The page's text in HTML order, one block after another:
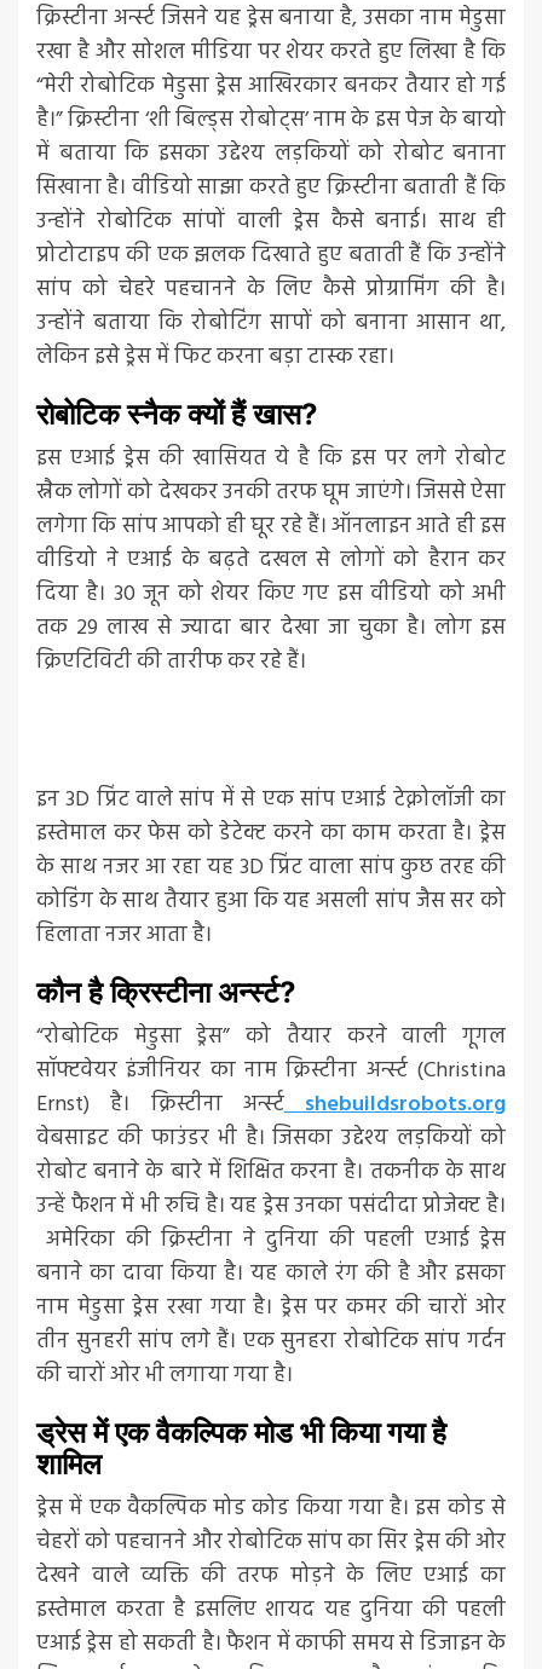
क्रिस्टीना अर्न्स्ट जिसने यह ड्रेस बनाया है, उसका नाम मेडुसा
रखा है और सोशल मीडिया पर शेयर करते हुए लिखा है कि
“मेरी रोबोटिक मेडुसा ड्रेस आखिरकार बनकर तैयार हो गई
है।” क्रिस्टीना ‘शी बिल्ड्स रोबोट्स’ नाम के इस पेज के बायो
में बताया कि इसका उद्देश्य लड़कियों को रोबोट बनाना
सिखाना है। वीडियो साझा करते हुए क्रिस्टीना बताती हैं कि
उन्होंने रोबोटिक सांपों वाली ड्रेस कैसे बनाई। साथ ही
प्रोटोटाइप की एक झलक दिखाते हुए बताती हैं कि उन्होंने
सांप को चेहरे पहचानने के लिए कैसे प्रोग्रामिंग की है।
उन्होंने बताया कि रोबोटिंग सापों को बनाना आसान था,
लेकिन इसे ड्रेस में फिट करना बड़ा टास्क रहा।
रोबोटिक स्नैक क्यों हैं खास?
इस एआई ड्रेस की खासियत ये है कि इस पर लगे रोबोट
स्नैक लोगों को देखकर उनकी तरफ घूम जाएंगे। जिससे ऐसा
लगेगा कि सांप आपको ही घूर रहे हैं। ऑनलाइन आते ही इस
वीडियो ने एआई के बढ़ते दखल से लोगों को हैरान कर
दिया है। 30 जून को शेयर किए गए इस वीडियो को अभी
तक 29 लाख से ज्यादा बार देखा जा चुका है। लोग इस
क्रिएटिविटी की तारीफ कर रहे हैं।
इन 3D प्रिंट वाले सांप में से एक सांप एआई टेक्नोलॉजी का
इस्तेमाल कर फेस को डेटेक्ट करने का काम करता है। ड्रेस
के साथ नजर आ रहा यह 3D प्रिंट वाला सांप कुछ तरह की
कोडिंग के साथ तैयार हुआ कि यह असली सांप जैस सर को
हिलाता नजर आता है।
कौन है क्रिस्टीना अर्न्स्ट?
“रोबोटिक मेडुसा ड्रेस” को तैयार करने वाली गूगल
सॉफ्टवेयर इंजीनियर का नाम क्रिस्टीना अर्न्स्ट (Christina
Ernst) है। क्रिस्टीना अर्न्स्टshebuildsrobots.org
वेबसाइट की फाउंडर भी है। जिसका उद्देश्य लड़कियों को
रोबोट बनाने के बारे में शिक्षित करना है। तकनीक के साथ
उन्हें फैशन में भी रुचि है। यह ड्रेस उनका पसंदीदा प्रोजेक्ट है।
अमेरिका की क्रिस्टीना ने दुनिया की पहली एआई ड्रेस
बनाने का दावा किया है। यह काले रंग की है और इसका
नाम मेडुसा ड्रेस रखा गया है। ड्रेस पर कमर की चारों ओर
तीन सुनहरी सांप लगे हैं। एक सुनहरा रोबोटिक सांप गर्दन
की चारों ओर भी लगाया गया है।
ड्रेस में एक वैकल्पिक मोड भी किया गया है
शामिल
ड्रेस में एक वैकल्पिक मोड कोड किया गया है। इस कोड से
चेहरों को पहचानने और रोबोटिक सांप का सिर ड्रेस की ओर
देखने वाले व्यक्ति की तरफ मोड़ने के लिए एआई का
इस्तेमाल करता है इसलिए शायद यह दुनिया की पहली
एआई ड्रेस हो सकती है। फैशन में काफी समय से डिजाइन के